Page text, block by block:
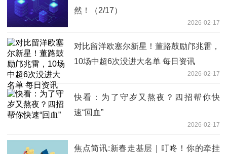
然！（2/17）
2026-02-17
对比留洋欧塞尔新星！董路鼓励邝兆雷，
10场中超6次没进大名单 每日资讯
2026-02-17
快看：为了守岁又熬夜？四招帮你快
速“回血”
2026-02-17
焦点简讯:新春走基层｜叮咚！你的牵挂